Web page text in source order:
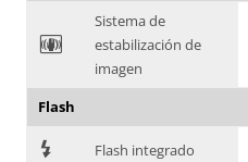
F
Sistema de
estabilización de
imagen
Flash
7 Flash integrado